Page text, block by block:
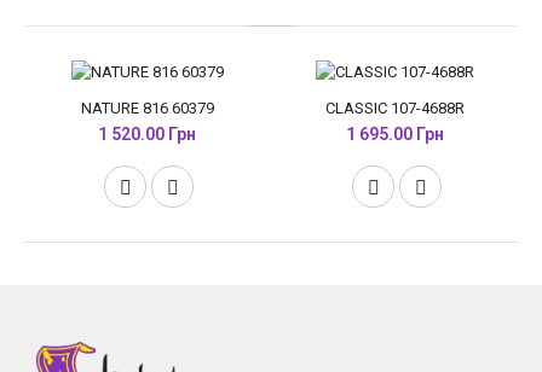
NATURE 816 60379
1 520.00 Грн
CLASSIC 107-4688R
1 695.00 Грн